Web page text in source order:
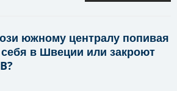
южному централу попивая
себя в Швеции или закроют